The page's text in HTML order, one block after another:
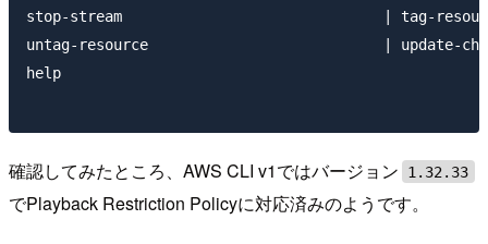
stop-stream                              | tag-
untag-resource                           | update-
help
確認してみたところ、AWS CLI v1ではバージョン 1.32.33
でPlayback Restriction Policyに対応済みのようです。